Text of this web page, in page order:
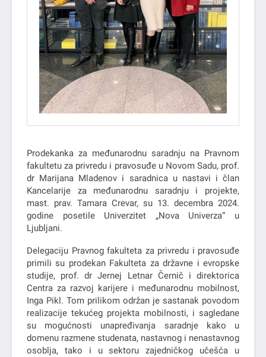
Prodekanka za međunarodnu saradnju na Pravnom
fakultetu za privredu i pravosuđe u Novom Sadu, prof.
dr Marijana Mladenov i saradnica u nastavi i član
Kancelarije za međunarodnu saradnju i projekte,
mast. prav. Tamara Crevar, su 13. decembra 2024.
godine posetile Univerzitet „Nova Univerza“ u
Ljubljani.
Delegaciju Pravnog fakulteta za privredu i pravosuđe
primili su prodekan Fakulteta za državne i evropske
studije, prof. dr Jernej Letnar Černič i direktorica
Centra za razvoj karijere i međunarodnu mobilnost,
Inga Pikl. Tom prilikom održan je sastanak povodom
realizacije tekućeg projekta mobilnosti, i sagledane
su mogućnosti unapređivanja saradnje kako u
domenu razmene studenata, nastavnog i nenastavnog
osoblja, tako i u sektoru zajedničkog učešća u